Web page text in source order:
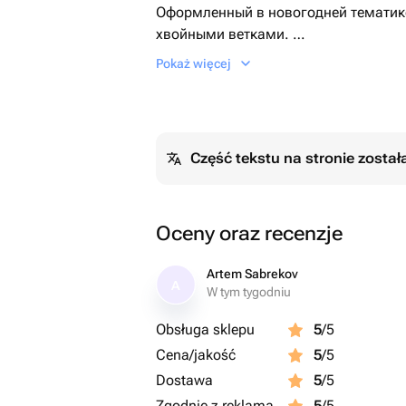
Оформленный в новогодней
хвойными ветками.
Доставляется упакованная в слюду
Pokaż więcej
Część tekstu na stronie
Oceny oraz recenzje
Artem Sabrekov
W tym tygodniu
Obsługa sklepu 5/5
Cena/jakość
5/5
Dostawa
5/5